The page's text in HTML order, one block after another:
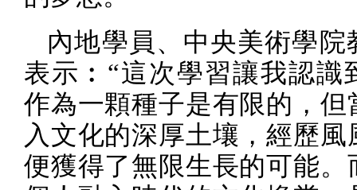
內地學員、中央美術學院
表示︰“這次學習讓我認識
作為一顆種子是有限的，但
入文化的深厚土壤，經歷風
便獲得了無限生長的可能。